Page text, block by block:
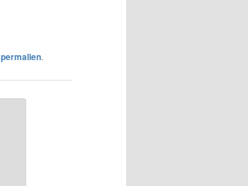
permalien.